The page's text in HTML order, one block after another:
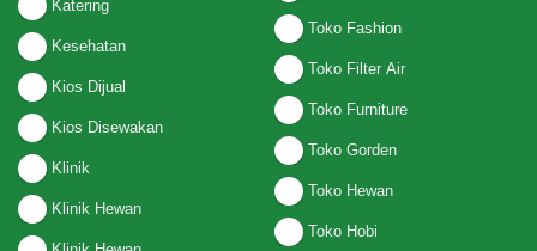
Katering
Kesehatan
Kios Dijual
Kios Disewakan
Klinik
Klinik Hewan
Toko Fashion
Toko Filter Air
Toko Furniture
Toko Gorden
Toko Hewan
Toko Hobi